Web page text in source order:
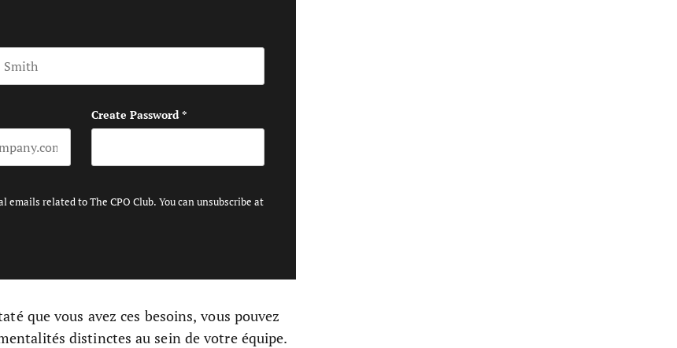
Create Password*
related to The CPO Club. You can unsubscribe at
que vous avez ces besoins, vous pouvez
distinctes au sein de votre équipe.